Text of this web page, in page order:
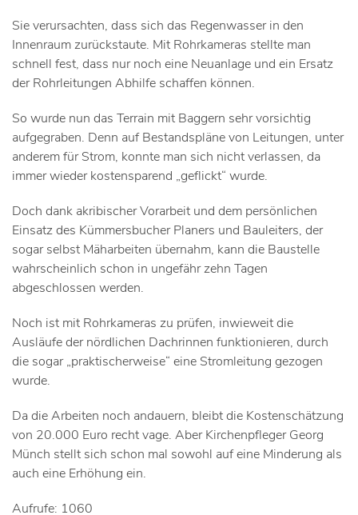
Sie verursachten, dass sich das Regenwasser in den
Innenraum zurückstaute. Mit Rohrkameras stellte man
schnell fest, dass nur noch eine Neuanlage und ein Ersatz
der Rohrleitungen Abhilfe schaffen können.
So wurde nun das Terrain mit Baggern sehr vorsichtig
aufgegraben. Denn auf Bestandspläne von Leitungen, unter
anderem für Strom, konnte man sich nicht verlassen, da
immer wieder kostensparend „geflickt“ wurde.
Doch dank akribischer Vorarbeit und dem persönlichen
Einsatz des Kümmersbucher Planers und Bauleiters, der
sogar selbst Mäharbeiten übernahm, kann die Baustelle
wahrscheinlich schon in ungefähr zehn Tagen
abgeschlossen werden.
Noch ist mit Rohrkameras zu prüfen, inwieweit die
Ausläufe der nördlichen Dachrinnen funktionieren, durch
die sogar „praktischerweise“ eine Stromleitung gezogen
wurde.
Da die Arbeiten noch andauern, bleibt die Kostenschätzung
von 20.000 Euro recht vage. Aber Kirchenpfleger Georg
Münch stellt sich schon mal sowohl auf eine Minderung als
auch eine Erhöhung ein.
Aufrufe: 1060